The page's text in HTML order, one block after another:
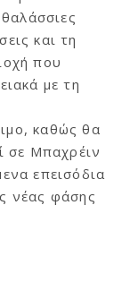
και τη
που
με τη
καθώς θα
σε Μπαχρέιν
επεισόδια
νέας φάσης